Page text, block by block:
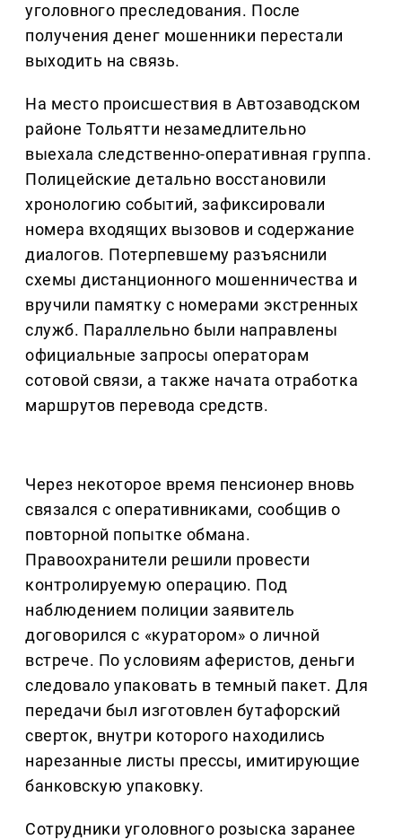
уголовного преследования. После
получения денег мошенники перестали
выходить на связь.
На место происшествия в Автозаводском
районе Тольятти незамедлительно
выехала следственно-оперативная группа.
Полицейские детально восстановили
хронологию событий, зафиксировали
номера входящих вызовов и содержание
диалогов. Потерпевшему разъяснили
схемы дистанционного мошенничества и
вручили памятку с номерами экстренных
служб. Параллельно были направлены
официальные запросы операторам
сотовой связи, а также начата отработка
маршрутов перевода средств.
Через некоторое время пенсионер вновь
связался с оперативниками, сообщив о
повторной попытке обмана.
Правоохранители решили провести
контролируемую операцию. Под
наблюдением полиции заявитель
договорился с «куратором» о личной
встрече. По условиям аферистов, деньги
следовало упаковать в темный пакет. Для
передачи был изготовлен бутафорский
сверток, внутри которого находились
нарезанные листы прессы, имитирующие
банковскую упаковку.
Сотрудники уголовного розыска заранее